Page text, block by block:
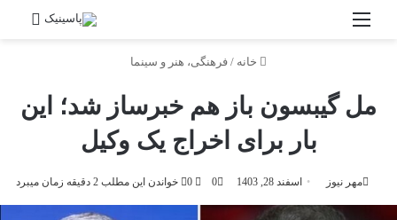
منو
خانه / فرهنگی، هنر و سینما
مل گیبسون باز هم خبرساز شد؛ این
بار برای اخراج یک وکیل
مهر نیوز اسفند 28, 1403 0
0 خواندن این مطلب 2 دقیقه زمان میبرد